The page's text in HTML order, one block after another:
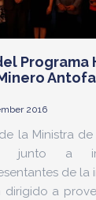
Programa
2016
la Ministra de
junto a
de la
a